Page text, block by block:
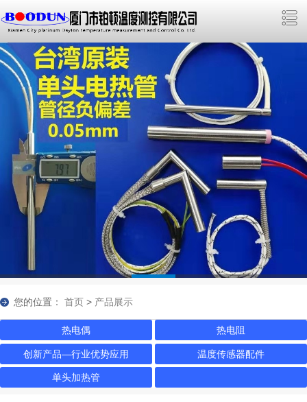
您的位置： 首页 > 产品展示
热电偶 热电阻
创新产品—行业优势应用 温度传感器配件
单头加热管